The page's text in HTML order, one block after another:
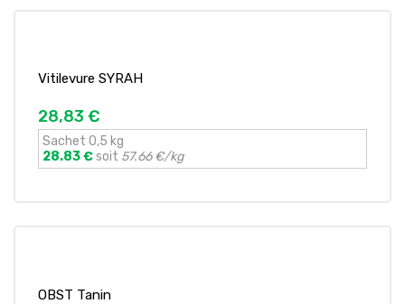
Vitilevure SYRAH
28,83 €
Sachet 0,5 kg
28.83 €soit 57.66 €/kg
OBST Tanin